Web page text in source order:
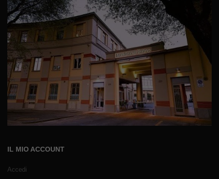
IL MIO ACCOUNT
Accedi